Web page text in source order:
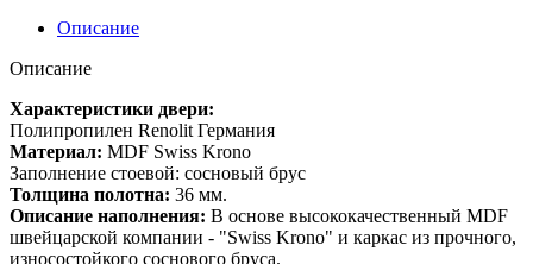
Описание
Описание
Характеристики двери:
Полипропилен Renolit Германия
Материал: MDF Swiss Krono
Заполнение стоевой: сосновый брус
Толщина полотна: 36 мм.
Описание наполнения: В основе высококачественный MDF
швейцарской компании - "Swiss Krono" и каркас из прочного,
износостойкого соснового бруса.